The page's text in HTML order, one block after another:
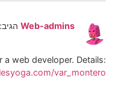
Web-admins הגיב:
a web developer. Details:
var_montero